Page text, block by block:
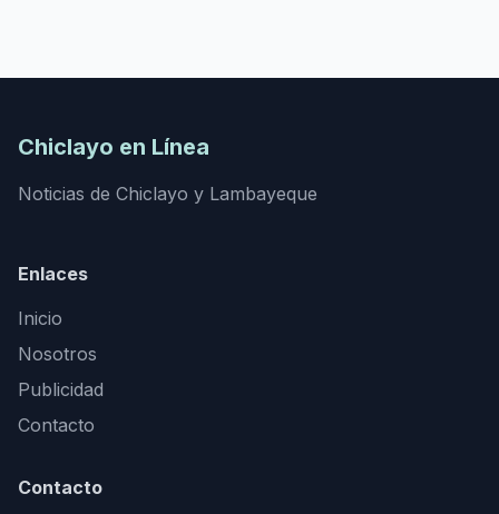
Chiclayo en Línea
Noticias de Chiclayo y Lambayeque
Enlaces
Inicio
Nosotros
Publicidad
Contacto
Contacto